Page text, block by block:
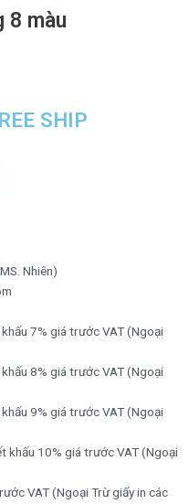
8 màu
SHIP
Nhiên)
7% giá trước VAT (Ngoại
8% giá trước VAT (Ngoại
9% giá trước VAT (Ngoại
khấu 10% giá trước VAT (Ngoại
VAT (Ngoại Trừ giấy in các